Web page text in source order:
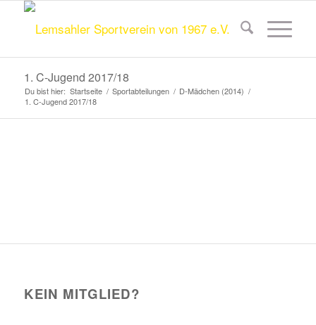
1. C-Jugend 2017/18
Du bist hier: Startseite / Sportabteilungen / D-Mädchen (2014) /
1. C-Jugend 2017/18
KEIN MITGLIED?